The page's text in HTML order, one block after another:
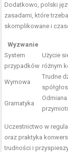
Dodatkowo, polski
zasadami, które
skomplikowane i
Wyzwanie
System
przypadków
Użycie
różnym
Wymowa
Trudne
Gramatyka
Uczestnictwo w
oraz praktyka
trudności i